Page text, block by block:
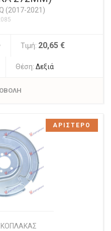
(2017-2021)
Τιμή: 20,65 €
Θέση:Δεξιά
ΑΡΙΣΤΕΡΟ